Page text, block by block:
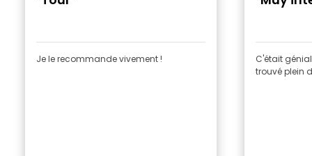
Je le recommande vivement !
C'était
trouvé plein